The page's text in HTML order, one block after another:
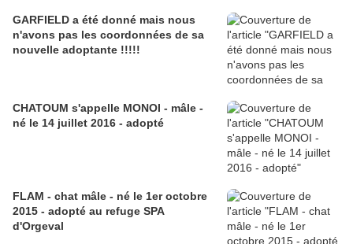
GARFIELD a été donné mais nous
n'avons pas les coordonnées de sa
nouvelle adoptante !!!!!
CHATOUM s'appelle MONOI - mâle -
né le 14 juillet 2016 - adopté
FLAM - chat mâle - né le 1er octobre
2015 - adopté au refuge SPA
d'Orgeval